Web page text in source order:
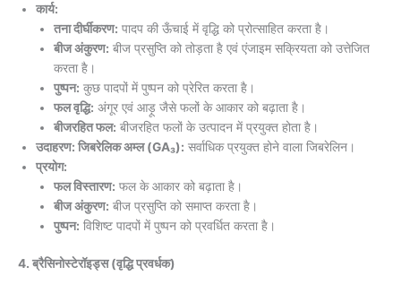
कार्य:
तना दीर्घीकरण: पादप की ऊँचाई में वृद्धि को प्रोत्साहित करता है।
बीज अंकुरण: बीज प्रसुप्ति को तोड़ता है एवं एंजाइम सक्रियता को उत्तेजित
करता है।
पुष्पन: कुछ पादपों में पुष्पन को प्रेरित करता है।
फल वृद्धि: अंगूर एवं आड़ू जैसे फलों के आकार को बढ़ाता है।
बीजरहित फल: बीजरहित फलों के उत्पादन में प्रयुक्त होता है।
उदाहरण: जिबरेलिक अम्ल (GA₃): सर्वाधिक प्रयुक्त होने वाला जिबरेलिन।
प्रयोग:
फल विस्तारण: फल के आकार को बढ़ाता है।
बीज अंकुरण: बीज प्रसुप्ति को समाप्त करता है।
पुष्पन: विशिष्ट पादपों में पुष्पन को प्रवर्धित करता है।
4. ब्रैसिनोस्टेरॉइड्स (वृद्धि प्रवर्धक)